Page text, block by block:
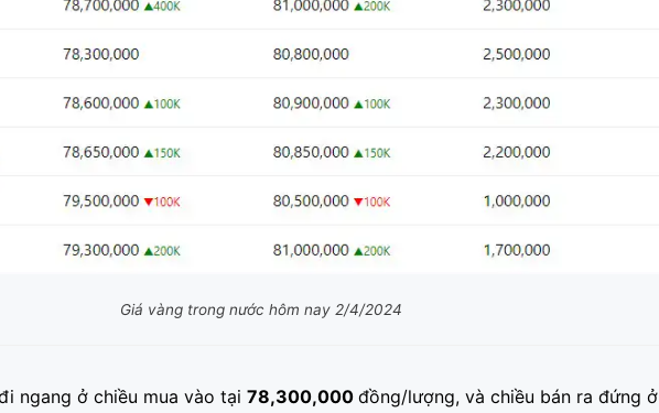
Giá vàng trong nước hôm nay 2/4/2024
ngang ở chiều mua vào tại 78,300,000 đồng/lượng, và chiều bán ra đứng ở